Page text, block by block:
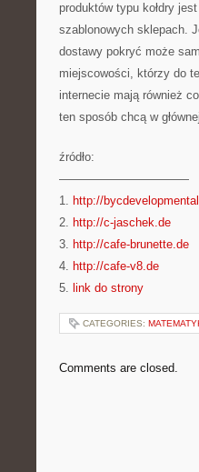
produktów typu kołdry
szablonowych sklepach.
dostawy pokryć może
miejscowości, którzy do
internecie mają również
ten sposób chcą w
źródło:
———————————
1. http://
2. http://c-jaschek.de
3. http://cafe-brunette.de
4. http://cafe-v8.de
5. link do strony
CATEGORIES:
Comments are closed.